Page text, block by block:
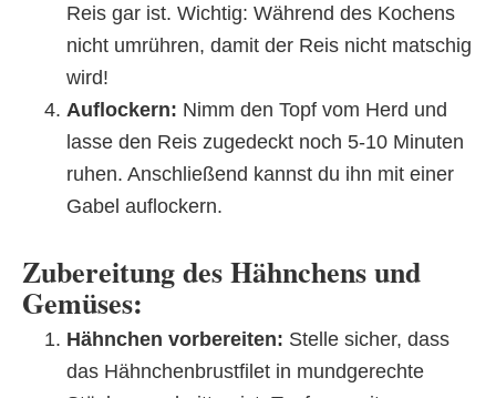
Reis gar ist. Wichtig: Während des Kochens
nicht umrühren, damit der Reis nicht matschig
wird!
Auflockern: Nimm den Topf vom Herd und
lasse den Reis zugedeckt noch 5-10 Minuten
ruhen. Anschließend kannst du ihn mit einer
Gabel auflockern.
Zubereitung des Hähnchens und
Gemüses:
Hähnchen vorbereiten: Stelle sicher, dass
das Hähnchenbrustfilet in mundgerechte